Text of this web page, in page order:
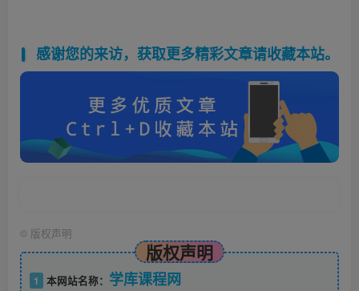
感谢您的来访，获取更多精彩文章请收藏本站。
© 版权声明
版权声明
1 本网站名称： 学库课程网